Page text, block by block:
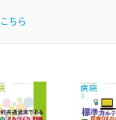
こちら